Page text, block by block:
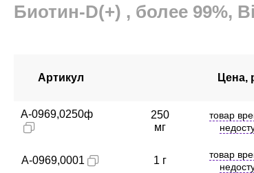
Биотин-D(+) , более 99%,
Артикул Цена,
A-0969,0250ф
250
мг
товар
A-0969,0001 1 г
товар